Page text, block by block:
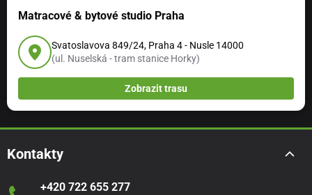
Matracové & bytové studio Praha
Svatoslavova 849/24, Praha 4 - Nusle 14000
(ul. Nuselská - tram stanice Horky)
Zobrazit trasu
Kontakty
+420 722 655 277